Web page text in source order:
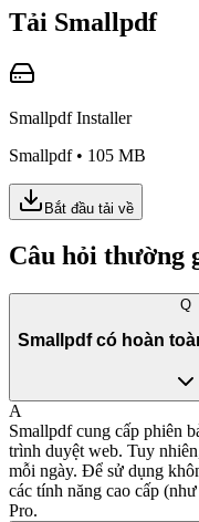
Tải Smallpdf
SmallpdfInstaller
Smallpdf • 105 MB
Bắt đầu tải về
Câu hỏi thường
Q
Smallpdf có hoàn
A
Smallpdf cung cấp phiên
trình duyệt web. Tuy
mỗi ngày. Để sử dụng
các tính năng cao cấp
Pro.